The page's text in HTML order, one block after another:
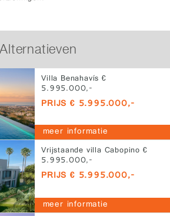
Alternatieven
Villa Benahavís €
5.995.000,-
PRIJS € 5.995.000,-
meer informatie
Vrijstaande villa Cabopino €
5.995.000,-
PRIJS € 5.995.000,-
meer informatie